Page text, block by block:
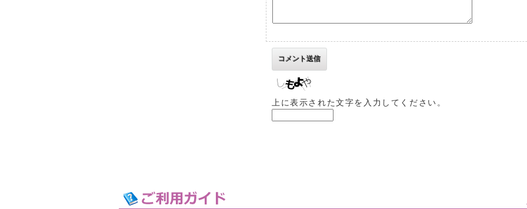
上に表示された文字を入力してください。